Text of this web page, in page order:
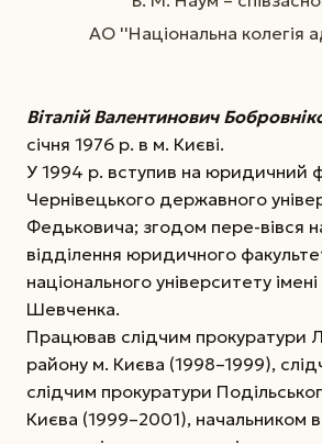
АО ''Національна колегія
Віталій Валентинович
cічня 1976 р. в м. Києві.
У 1994 р. вступив на юридичний
Чернівецького державного
Федьковича; згодом пере-вівся
відділення юридичного
національного університету
Шевченка.
Працював слідчим прокуратури
району м. Києва (1998–1999),
слідчим прокуратури
Києва (1999–2001), начальником